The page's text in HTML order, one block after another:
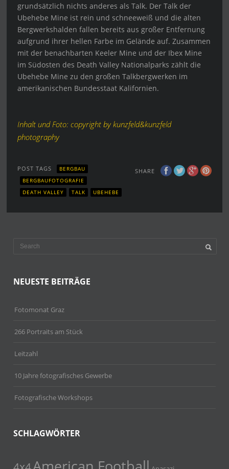
grundsätzlich nichts anderes als Talk. Der Talk der
Ubehebe Mine ist rein und schneeweiß und die alten
Bergwerkshalden fallen bereits aus großer Entfernung
aufgrund ihrer hellen Farbe im Gelände auf. Zusammen
mit der benachbarten Keeler Mine und der Ibex Mine
im Südosten des Death Valley Nationalparks zählt die
Ubehebe Mine zu den großen Talkbergwerken im
amerikanischen Bundesstaat Kalifornien.
Inhalt und Foto: copyright by kunzfeld&kunzfeld
photography
SHARE
POST TAGS
BERGBAU
BERGBAUFOTOGRAFIE
DEATH VALLEY
TALK UBEHEBE
NEUESTE BEITRÄGE
Fotomonat Graz
266 Portraits am Stück
Leitzahl
10 Jahre fotografisches Gewerbe
Fotografische Workshops
SCHLAGWÖRTER